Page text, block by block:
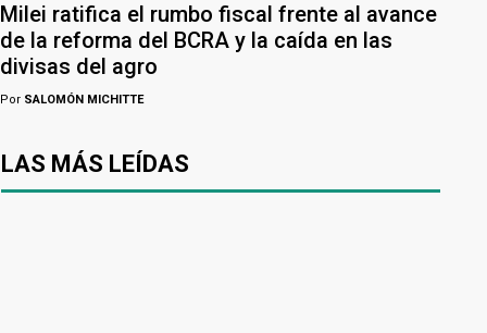
Milei ratifica el rumbo fiscal frente al avance
de la reforma del BCRA y la caída en las
divisas del agro
Por SALOMÓN MICHITTE
LAS MÁS LEÍDAS